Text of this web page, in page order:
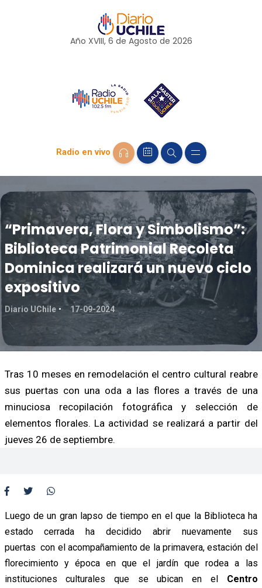
Año XVIII, 6 de Agosto de 2026
Radio en vivo
“Primavera, Flora y Simbolismo”:
Biblioteca Patrimonial Recoleta
Dominica realizará un nuevo ciclo
expositivo
Diario UChile 17-09-2024
Tras 10 meses en remodelación el centro cultural reabre
sus puertas con una oda a las flores a través de una
minuciosa recopilación fotográfica y selección de
elementos florales. La actividad se realizará a partir del
jueves 26 de septiembre.
Luego de un gran lapso de tiempo en el que la Biblioteca ha
estado cerrada ha decidido abrir nuevamente sus
puertas con el acompañamiento de la primavera, estación del
florecimiento y época en que el jardín que rodea a las
instituciones culturales que se ubican en el Centro